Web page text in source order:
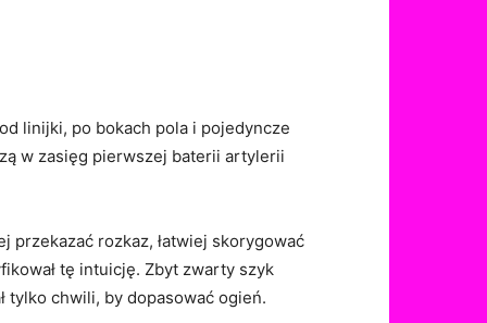
linijki, po bokach pola i pojedyncze
w zasięg pierwszej baterii artylerii
przekazać rozkaz, łatwiej skorygować
tę intuicję. Zbyt zwarty szyk
tylko chwili, by dopasować ogień.